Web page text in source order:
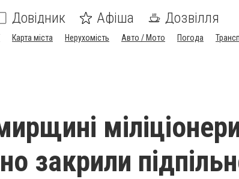
Довідник Афіша Дозвілля
Карта міста Нерухомість Авто / Мото Погода
закрили